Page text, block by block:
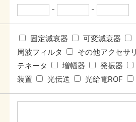
- -
固定減哀器 可変減衰器
周波フィルタ
その他アクセサ
テネータ
増幅器 発振器
装置
光伝送 光給電ROF